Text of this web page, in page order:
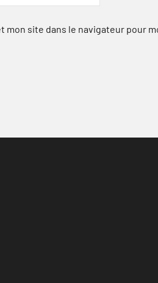
mon site dans le navigateur pour